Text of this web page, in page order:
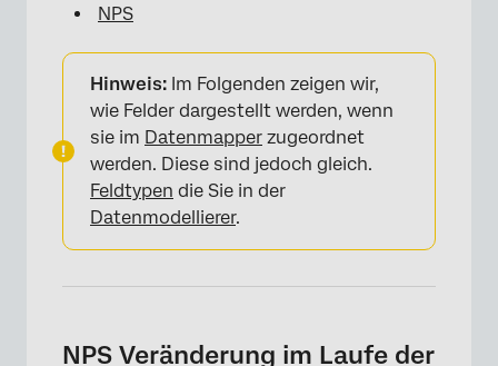
NPS
Hinweis: Im Folgenden zeigen wir,
wie Felder dargestellt werden, wenn
sie im Datenmapper zugeordnet
werden. Diese sind jedoch gleich.
Feldtypen die Sie in der
Datenmodellierer.
NPS Veränderung im Laufe der